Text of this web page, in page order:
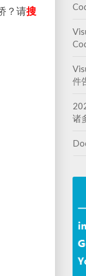
？请搜
件
诸